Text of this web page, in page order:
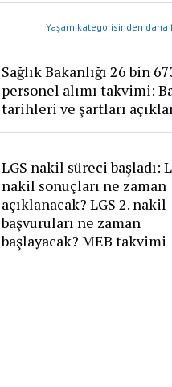
Yaşam kategorisinden daha
Sağlık Bakanlığı 26 bin
personel alımı takvimi:
tarihleri ve şartları
LGS nakil süreci başladı:
nakil sonuçları ne zaman
açıklanacak? LGS 2. nakil
başvuruları ne zaman
başlayacak? MEB takvimi